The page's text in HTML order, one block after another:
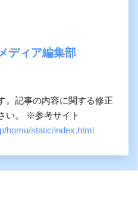
ディア編集部
。記事の内容に関する修正
い。 ※参考サイト
homu/static/index.html